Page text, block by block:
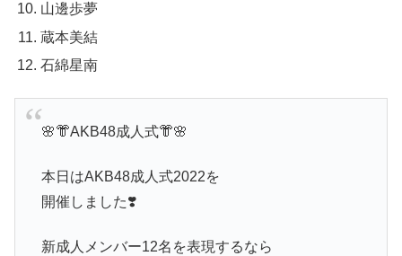
山邊歩夢
蔵本美結
石綿星南
🌸👘AKB48成人式👘🌸
本日はAKB48成人式2022を
開催しました❣️
新成人メンバー12名を表現するなら